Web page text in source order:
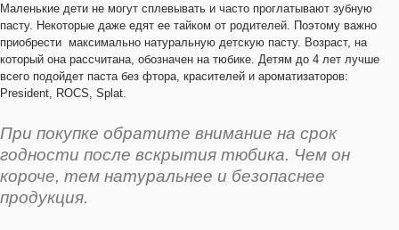
Маленькие дети не могут сплевывать и часто проглатывают зубную
пасту. Некоторые даже едят ее тайком от родителей. Поэтому важно
приобрести максимально натуральную детскую пасту. Возраст, на
который она рассчитана, обозначен на тюбике. Детям до 4 лет лучше
всего подойдет паста без фтора, красителей и ароматизаторов:
President, ROCS, Splat.
При покупке обратите внимание на срок
годности после вскрытия тюбика. Чем он
короче, тем натуральнее и безопаснее
продукция.